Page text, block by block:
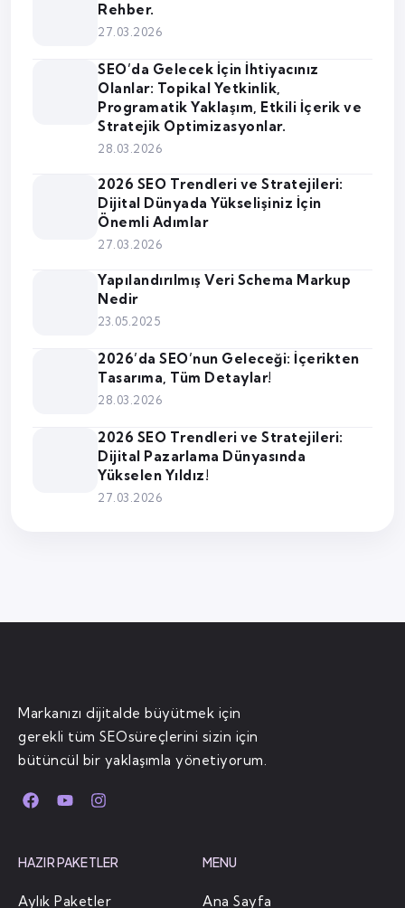
Rehber.
27.03.2026
SEO’da Gelecek İçin İhtiyacınız
Olanlar: Topikal Yetkinlik,
Programatik Yaklaşım, Etkili İçerik ve
Stratejik Optimizasyonlar.
28.03.2026
2026 SEO Trendleri ve Stratejileri:
Dijital Dünyada Yükselişiniz İçin
Önemli Adımlar
27.03.2026
Yapılandırılmış Veri Schema Markup
Nedir
23.05.2025
2026’da SEO’nun Geleceği: İçerikten
Tasarıma, Tüm Detaylar!
28.03.2026
2026 SEO Trendleri ve Stratejileri:
Dijital Pazarlama Dünyasında
Yükselen Yıldız!
27.03.2026
Markanızı dijitalde büyütmek için
gerekli tüm SEOsüreçlerini sizin için
bütüncül bir yaklaşımla yönetiyorum.
HAZIR PAKETLER
Aylık Paketler
MENU
Ana Sayfa